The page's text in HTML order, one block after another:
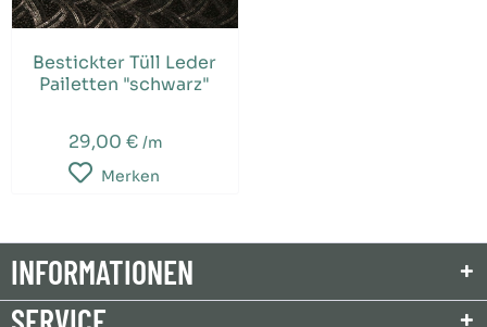
Bestickter Tüll Leder
Pailetten "schwarz"
29,00 € /m
Merken
INFORMATIONEN